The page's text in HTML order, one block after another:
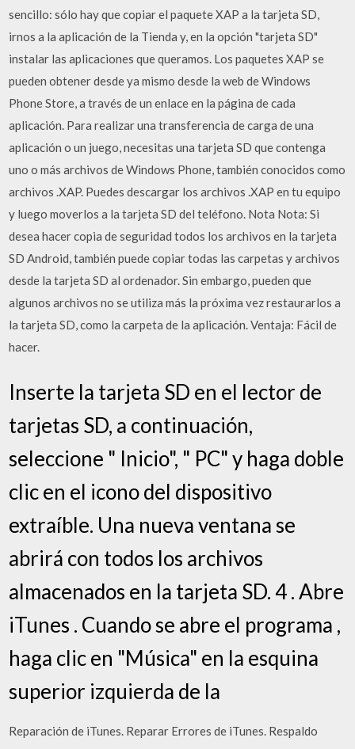
sencillo: sólo hay que copiar el paquete XAP a la tarjeta SD,
irnos a la aplicación de la Tienda y, en la opción "tarjeta SD"
instalar las aplicaciones que queramos. Los paquetes XAP se
pueden obtener desde ya mismo desde la web de Windows
Phone Store, a través de un enlace en la página de cada
aplicación. Para realizar una transferencia de carga de una
aplicación o un juego, necesitas una tarjeta SD que contenga
uno o más archivos de Windows Phone, también conocidos como
archivos .XAP. Puedes descargar los archivos .XAP en tu equipo
y luego moverlos a la tarjeta SD del teléfono. Nota Nota: Si
desea hacer copia de seguridad todos los archivos en la tarjeta
SD Android, también puede copiar todas las carpetas y archivos
desde la tarjeta SD al ordenador. Sin embargo, pueden que
algunos archivos no se utiliza más la próxima vez restaurarlos a
la tarjeta SD, como la carpeta de la aplicación. Ventaja: Fácil de
hacer.
Inserte la tarjeta SD en el lector de
tarjetas SD, a continuación,
seleccione " Inicio", " PC" y haga doble
clic en el icono del dispositivo
extraíble. Una nueva ventana se
abrirá con todos los archivos
almacenados en la tarjeta SD. 4 . Abre
iTunes . Cuando se abre el programa ,
haga clic en "Música" en la esquina
superior izquierda de la
Reparación de iTunes. Reparar Errores de iTunes. Respaldo